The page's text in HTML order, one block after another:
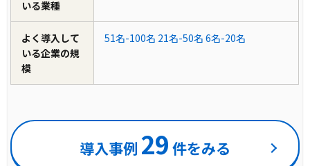
いる業種
よく導入して
いる企業の規
模
51名-100名 21名-50名 6名-20名
導入事例 29 件をみる